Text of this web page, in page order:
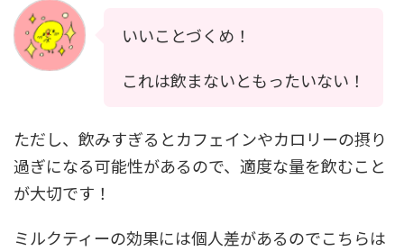
いいことづくめ！
これは飲まないともったいない！
ただし、飲みすぎるとカフェインやカロリーの摂り
過ぎになる可能性があるので、適度な量を飲むこと
が大切です！
ミルクティーの効果には個人差があるのでこちらは